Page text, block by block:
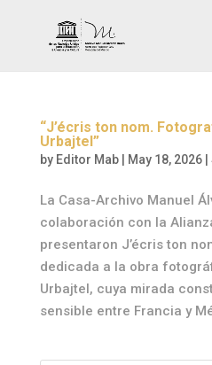
“J’écris ton nom.
Urbajtel”
by Editor Mab| May 18, 2026|
La Casa-Archivo Manuel
colaboración con la
presentaron J’écris ton
dedicada a la obra
Urbajtel, cuya mirada
sensible entre Francia y